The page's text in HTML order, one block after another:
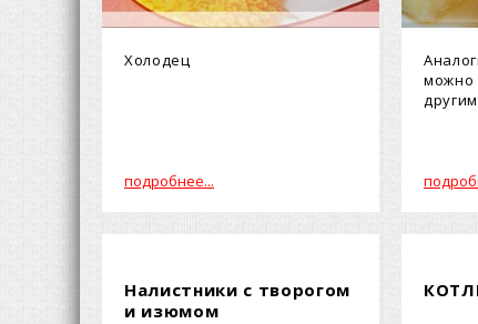
Холодец
подробнее...
можно
Налистники с творогом
и изюмом